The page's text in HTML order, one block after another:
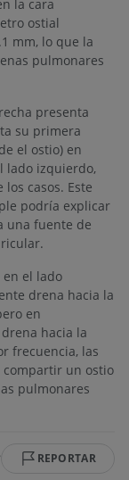
la cara
ostial
mm, lo que la
pulmonares
presenta
su primera
el ostio) en
lado izquierdo,
casos. Este
podría explicar
una fuente de
en el lado
drena hacia la
en
hacia la
frecuencia, las
un ostio
pulmonares
REPORTAR